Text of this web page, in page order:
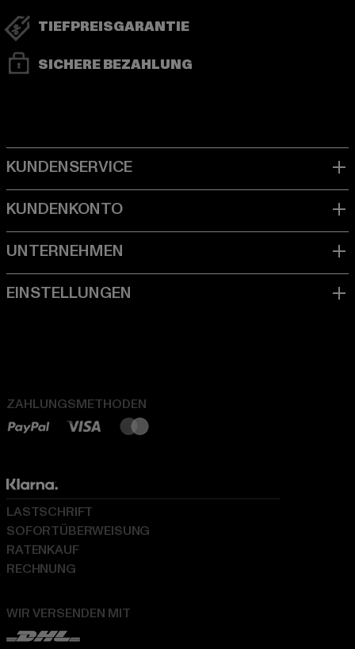
TIEFPREISGARANTIE
SICHERE BEZAHLUNG
ZAHLUNGSMETHODEN
WIR VERSENDEN MIT
LASTSCHRIFT
SOFORTÜBERWEISUNG
RATENKAUF
RECHNUNG